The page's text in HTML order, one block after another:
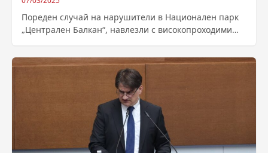
Пореден случай на нарушители в Национален парк
„Централен Балкан“, навлезли с високопроходими
съставени...